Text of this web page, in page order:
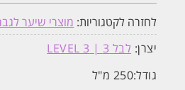
לחזרה לקטגוריות: מוצרי שיער
יצרן: לבל 3 | LEVEL 3
גודל:250 מ"ל